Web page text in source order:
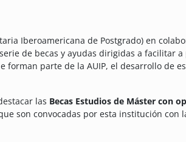
Iberoamericana de Postgrado) en
de becas y ayudas dirigidas a facilitar
forman parte de la AUIP, el desarrollo de
las Becas Estudios de Máster con
son convocadas por esta institución con